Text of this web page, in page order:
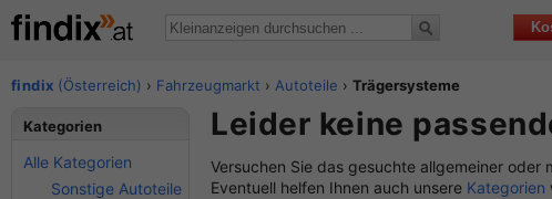
findix (Österreich) › Fahrzeugmarkt › Autoteile ›Trägersysteme
Leider keine
Versuchen Sie das gesuchte allgemeiner oder
Eventuell helfen Ihnen auch unsere Kategorien
Kategorien
Alle Kategorien
Sonstige Autoteile